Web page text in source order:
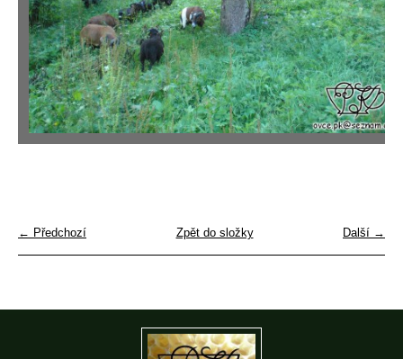
← Předchozí Další →
Zpět do složky